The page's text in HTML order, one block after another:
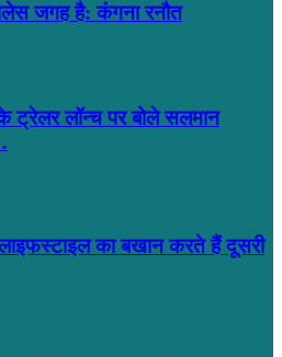
जगह है: कंंगना रनौत
ट्रेलर लॉन्च पर बोले सलमान
का बखान करते हैं दूसरी